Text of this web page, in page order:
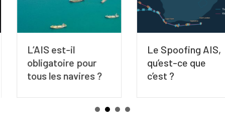
L’AIS est-il
obligatoire pour
tous les navires ?
Le Spoofing AIS,
qu’est-ce que
c’est ?